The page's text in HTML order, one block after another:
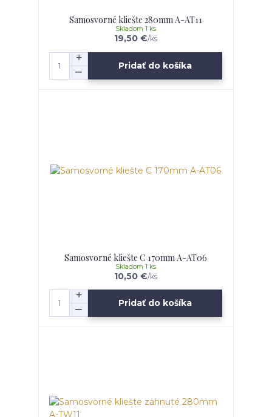
Samosvorné kliešte 280mm A-AT11
19,50 €/ks
Skladom 1 ks
Pridať do košíka
Samosvorné kliešte C 170mm A-AT06
10,50 €/ks
Skladom 1 ks
Pridať do košíka